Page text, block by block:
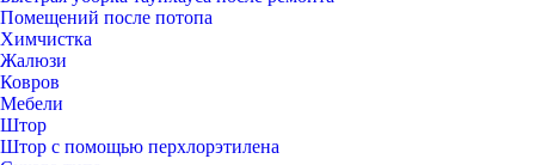
Помещений после потопа
Химчистка
Жалюзи
Ковров
Мебели
Штор
Штор с помощью перхлорэтилена